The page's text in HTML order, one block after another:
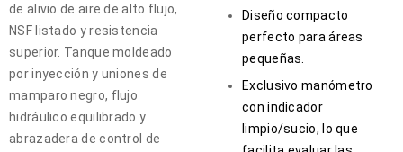
de alivio de aire de alto flujo,
NSF listado y resistencia
superior. Tanque moldeado
por inyección y uniones de
mamparo negro, flujo
hidráulico equilibrado y
abrazadera de control de
Diseño compacto
perfecto para áreas
pequeñas.
Exclusivo manómetro
con indicador
limpio/sucio, lo que